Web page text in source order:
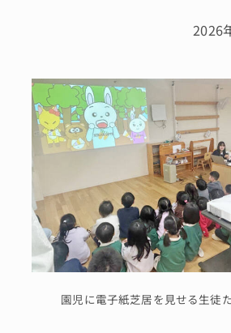
2026
園児に電子紙芝居を見せる生徒